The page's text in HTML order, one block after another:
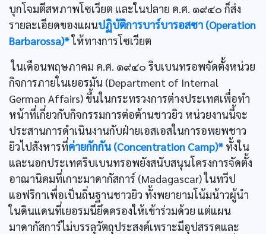
บุกโจมตีสหภาพโซเวียต และในปลาย ค.ศ. ๑๙๔๐ ก็ส่ง
รายละเอียดของแผนปฏิบัติการบาร์บารอสซา (Operation
Barbarossa)*ให้ทางการโซเวียต
ในเดือนพฤษภาคม ค.ศ. ๑๙๔๐ ริบเบนทรอพจัดตั้งหน่วย
กิจการภายในเยอรมัน (Department of Internal
German Affairs) ขึ้นในกระทรวงการต่างประเทศเพื่อทำ
หน้าที่เกี่ยวกับกิจกรรมการต่อต้านชาวยิว หน่วยงานนี้จะ
ประสานการดำเนินงานกับฝ่ายเอสเอสในการอพยพชาว
ยิวไปสังหารที่ค่ายกักกัน (Concentration Camp)* ทั้งใน
และนอกประเทศริบเบนทรอพยังสนับสนุนโครงการจัดตั้ง
อาณานิคมที่เกาะมาดากัสการ์ (Madagascar) ในทวีป
แอฟริกาเพื่อเป็นถิ่นฐานชาวยิว ทั้งพยายามโน้มน้าวผู้นำ
ในดินแดนที่เยอรมนียึดครองให้เข้าร่วมด้วย แต่แผน
มาดากัสการ์ไม่บรรลุวัตถุประสงค์เพราะมีอุปสรรคและ